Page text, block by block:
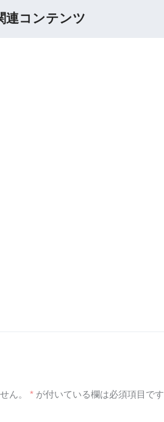
連コンテンツ
ん。 * が付いている欄は必須項目です